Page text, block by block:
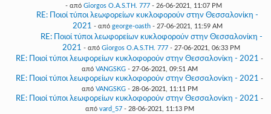
- από Giorgos O.A.S.TH. 777- 26-06-2021, 11:07 PM
RE: Ποιοί τύποι λεωφορείων κυκλοφορούν στην Θεσσαλονίκη -
2021 - από george-oasth- 27-06-2021, 11:59 AM
RE: Ποιοί τύποι λεωφορείων κυκλοφορούν στην Θεσσαλονίκη -
2021 - από Giorgos O.A.S.TH. 777 - 27-06-2021, 06:33 PM
RE: Ποιοί τύποι λεωφορείων κυκλοφορούν στην Θεσσαλονίκη - 2021 -
από VANGSKG- 27-06-2021, 09:51 AM
RE: Ποιοί τύποι λεωφορείων κυκλοφορούν στην Θεσσαλονίκη - 2021 -
από VANGSKG- 28-06-2021, 11:11 PM
RE: Ποιοί τύποι λεωφορείων κυκλοφορούν στην Θεσσαλονίκη - 2021 -
από vard_57- 28-06-2021, 11:13 PM